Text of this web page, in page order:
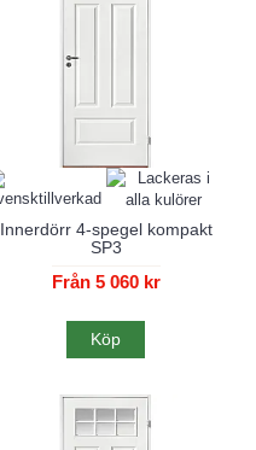
Innerdörr 4-spegel kompakt
SP3
Från 5 060 kr
Köp